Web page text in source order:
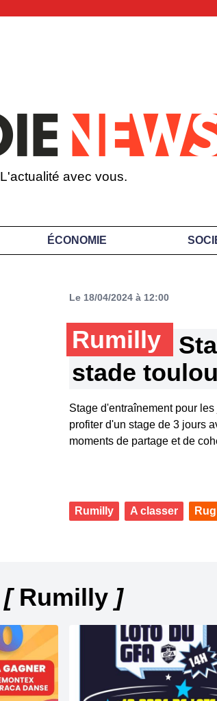
L'actualité avec vous.
ÉCONOMIE
Le 18/04/2024 à 12:00
Rumilly
stade
Stage d'entraînement pour
profiter d'un stage de 3 jours
moments de partage et de
Rumilly A classer
[Rumilly ]